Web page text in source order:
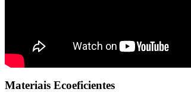
Materiais Ecoeficientes